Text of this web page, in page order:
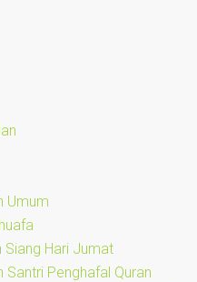
Umum
Siang Hari Jumat
Santri Penghafal Quran